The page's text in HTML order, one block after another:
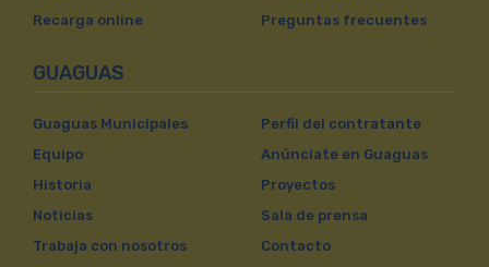
Recarga online
Preguntas frecuentes
GUAGUAS
Guaguas Municipales
Equipo
Historia
Noticias
Trabaja con nosotros
Perfil del contratante
Anúnciate en Guaguas
Proyectos
Sala de prensa
Contacto